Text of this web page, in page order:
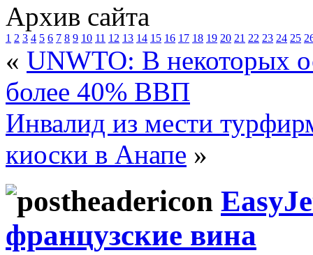
Архив сайта
1 2 3 4 5 6 7 8 9 10 11 12 13 14 15 16 17 18 19 20 21 22 23 24 25
« UNWTO: В некоторых
более 40% ВВП
Инвалид из мести
киоски в Анапе »
французские вина